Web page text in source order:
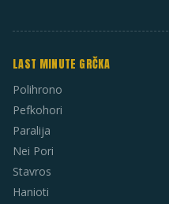
LAST MINUTE GRČKA
Polihrono
Pefkohori
Paralija
Nei Pori
Stavros
Hanioti